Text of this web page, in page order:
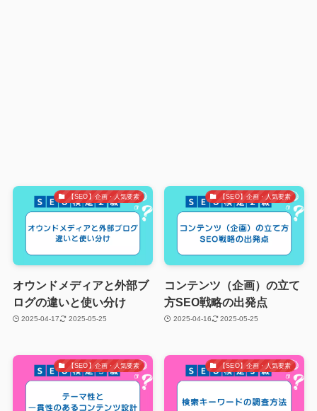
【SEO】企画・人気要素
オウンドメディアと外部ブ
ログの違いと使い分け
2025-04-17 2025-05-25
【SEO】企画・人気要素
コンテンツ（企画）の立て
方SEO戦略の出発点
2025-04-16 2025-05-25
【SEO】企画・人気要素 【SEO】企画・人気要素